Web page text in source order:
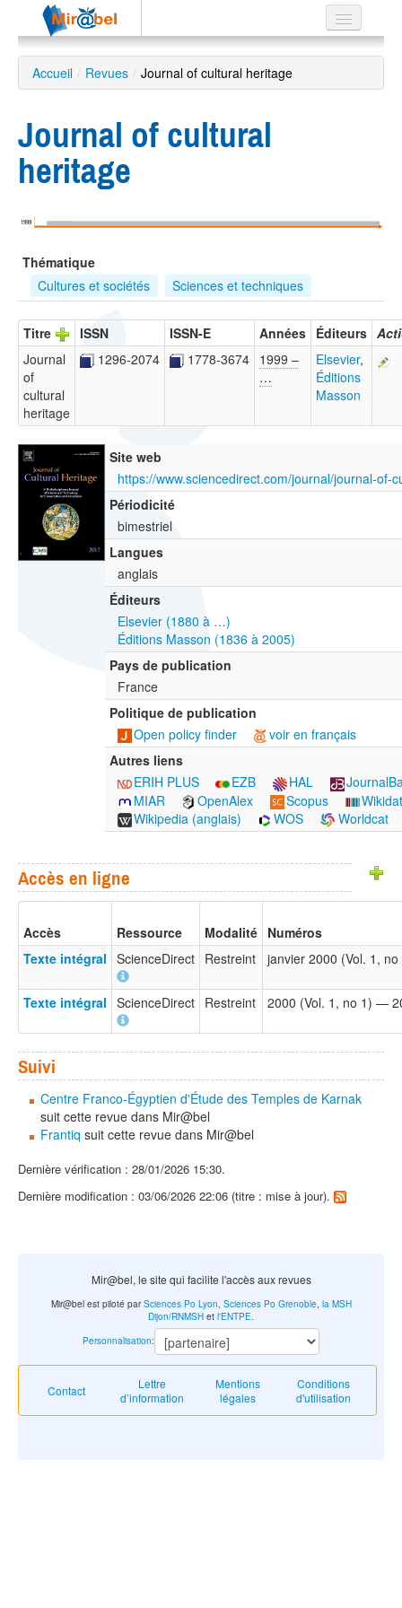
Le réseau
Soutien
Recherche
EN
ES
?
Accueil / Revues / Journal of cultural heritage
Journal of cultural
heritage
1999
Thématique
Cultures et sociétés
Sciences et techniques
Titre ISSN ISSN-E Années Éditeurs
Journal
of
cultural
heritage
1296-2074 1778-3674 1999 –
…
Elsevier,
Éditions
Masson
Site web
Périodicité
bimestriel
Langues
anglais
Éditeurs
Elsevier (1880 à …)
Éditions Masson (1836 à 2005)
Pays de publication
France
Politique de publication
Open policy finder
voir en français
Autres liens
ERIH PLUS
EZB HAL
MIAR
OpenAlex Scopus
Wikipedia (anglais)
WOS Worldcat
Accès en ligne
Accès Ressource Modalité Numéros
Texte intégral ScienceDirect Restreint janvier 2000 (Vol. 1,
Texte intégral ScienceDirect Restreint 2000 (Vol. 1, no 1) —
Suivi
Centre Franco-Égyptien d'Étude des Temples de Karnak
suit cette revue dans Mir@bel
Frantiq suit cette revue dans Mir@bel
Dernière vérification : 28/01/2026 15:30.
Dernière modification : 03/06/2026 22:06 (titre : mise à jour).
Mir@bel, le site qui facilite l'accès aux revues
Contact
Lettre
d’information
Mentions
légales
Conditions
d'utilisation
Mir@bel est piloté parSciences Po Lyon, Sciences Po Grenoble, la MSH
Dijon/RNMSH et l'ENTPE.
Personnalisation: